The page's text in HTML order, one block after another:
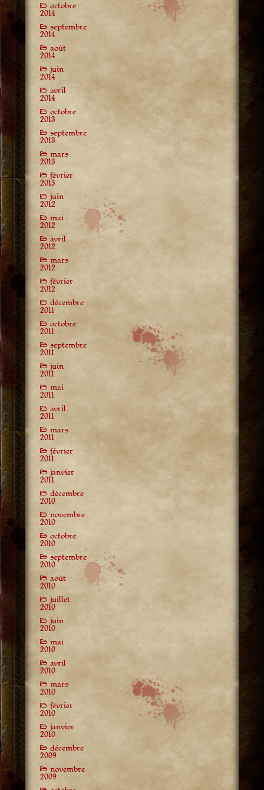
octobre
2014
septembre
2014
août
2014
juin
2014
avril
2014
octobre
2013
septembre
2013
mars
2013
février
2013
juin
2012
mai
2012
avril
2012
mars
2012
février
2012
décembre
2011
octobre
2011
septembre
2011
juin
2011
mai
2011
avril
2011
mars
2011
février
2011
janvier
2011
décembre
2010
novembre
2010
octobre
2010
septembre
2010
août
2010
juillet
2010
juin
2010
mai
2010
avril
2010
mars
2010
février
2010
janvier
2010
décembre
2009
novembre
2009